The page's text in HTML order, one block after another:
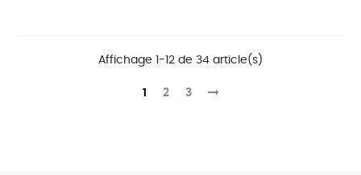
Affichage 1-12 de 34 article(s)
1 2 3